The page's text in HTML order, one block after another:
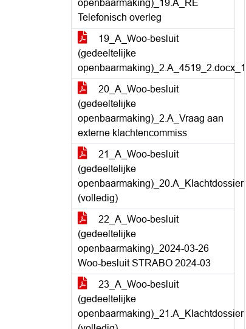
openbaarmaking)_19.A_RE
Telefonisch overleg
19_A_Woo-besluit
(gedeeltelijke
openbaarmaking)_2.A_4519_2.docx_1
20_A_Woo-besluit
(gedeeltelijke
openbaarmaking)_2.A_Vraag aan
externe klachtencommiss
21_A_Woo-besluit
(gedeeltelijke
openbaarmaking)_20.A_Klachtdossier
(volledig)
22_A_Woo-besluit
(gedeeltelijke
openbaarmaking)_2024-03-26
Woo-besluit STRABO 2024-03
23_A_Woo-besluit
(gedeeltelijke
openbaarmaking)_21.A_Klachtdossier